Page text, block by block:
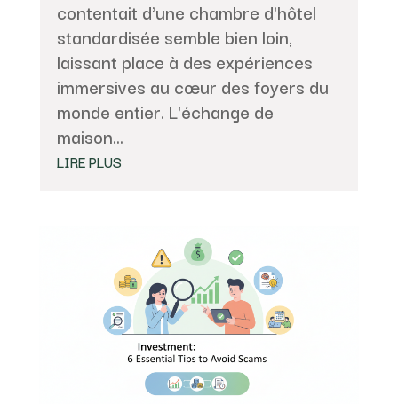
contentait d'une chambre d'hôtel
standardisée semble bien loin,
laissant place à des expériences
immersives au cœur des foyers du
monde entier. L'échange de
maison...
LIRE PLUS